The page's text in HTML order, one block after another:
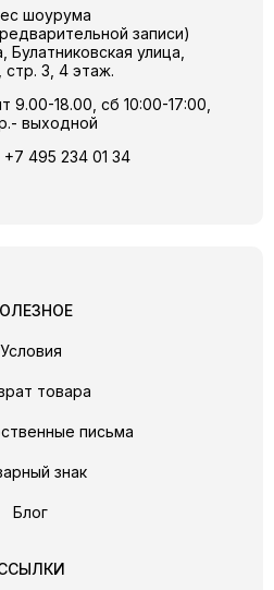
шоурума
записи)
Булатниковская улица,
стр. 3, 4 этаж.
9.00-18.00, сб 10:00-17:00,
выходной
+7 495 234 01 34
Условия
товара
письма
знак
Блог